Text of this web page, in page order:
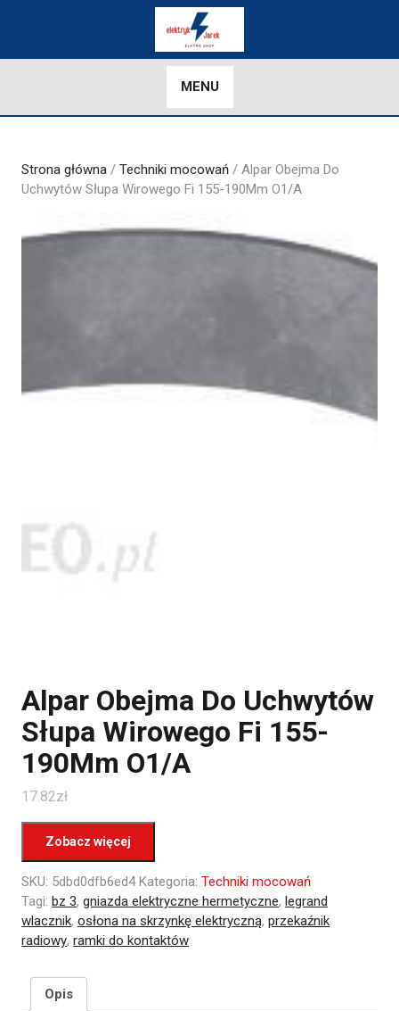
MENU
Strona główna / Techniki mocowań / Alpar Obejma Do
Uchwytów Słupa Wirowego Fi 155-190Mm O1/A
Alpar Obejma Do Uchwytów
Słupa Wirowego Fi 155-
190Mm O1/A
17.82zł
Zobacz więcej
SKU: 5dbd0dfb6ed4 Kategoria: Techniki mocowań
Tagi: bz 3, gniazda elektryczne hermetyczne, legrand
wlacznik, osłona na skrzynkę elektryczną, przekaźnik
radiowy, ramki do kontaktów
Opis